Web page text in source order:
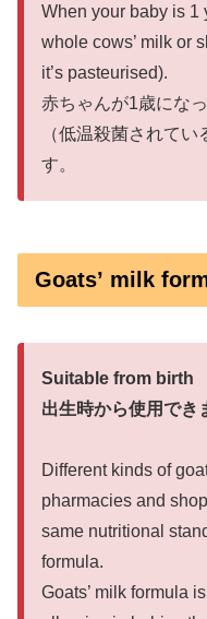
When your baby is 1
whole cows’ milk or
it’s pasteurised).
赤ちゃんが1歳にな
（低温殺菌されて
す。
Goats’ milk
Suitable from birth
出生時から使用でき
Different kinds of
pharmacies and
same nutritional
formula.
Goats’ milk formula